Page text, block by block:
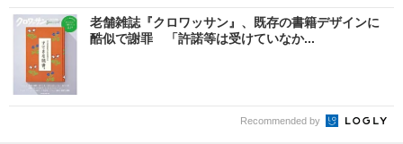
老舗雑誌『クロワッサン』、既存の書籍デザインに
酷似で謝罪 「許諾等は受けていなか...
Recommended by